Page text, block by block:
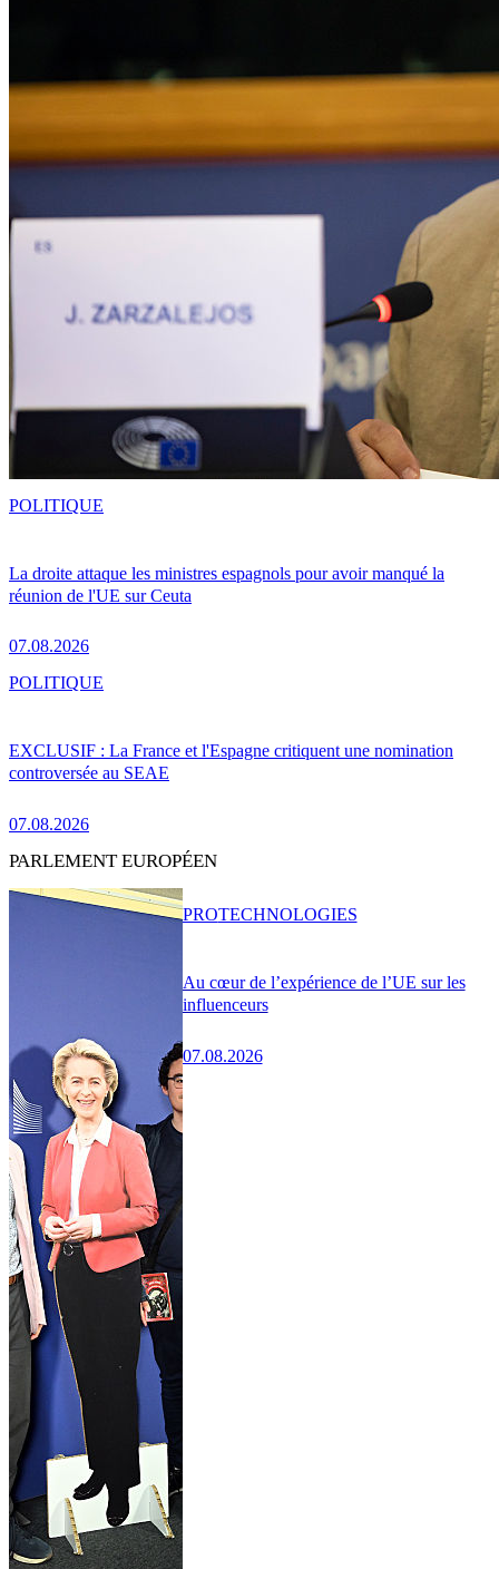
La droite attaque les ministres espagnols pour avoir manqué la
réunion de l'UE sur Ceuta
07.08.2026
POLITIQUE
EXCLUSIF : La France et l'Espagne critiquent une nomination
controversée au SEAE
07.08.2026
POLITIQUE
PARLEMENT EUROPÉEN
Au cœur de l’expérience de l’UE sur les
influenceurs
07.08.2026
PROTECHNOLOGIES